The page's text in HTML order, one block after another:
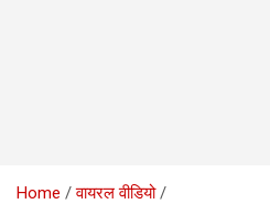
Home
वायरल वीडियो